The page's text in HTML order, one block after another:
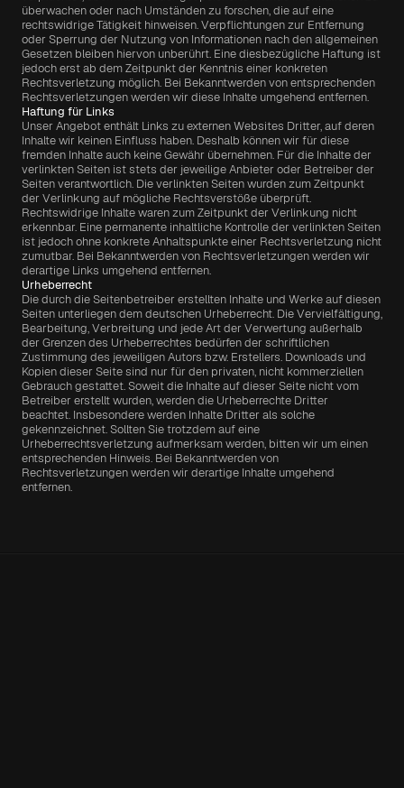
ZEN Kollektion
Shop
TUKKON Kollektion
KONTAKT
überwachen oder nach Umständen zu forschen, die auf eine
rechtswidrige Tätigkeit hinweisen. Verpflichtungen zur Entfernung
oder Sperrung der Nutzung von Informationen nach den allgemeinen
Gesetzen bleiben hiervon unberührt. Eine diesbezügliche Haftung ist
jedoch erst ab dem Zeitpunkt der Kenntnis einer konkreten
Rechtsverletzung möglich. Bei Bekanntwerden von entsprechenden
Rechtsverletzungen werden wir diese Inhalte umgehend entfernen.
Haftung für Links
Unser Angebot enthält Links zu externen Websites Dritter, auf deren
Inhalte wir keinen Einfluss haben. Deshalb können wir für diese
fremden Inhalte auch keine Gewähr übernehmen. Für die Inhalte der
verlinkten Seiten ist stets der jeweilige Anbieter oder Betreiber der
Seiten verantwortlich. Die verlinkten Seiten wurden zum Zeitpunkt
der Verlinkung auf mögliche Rechtsverstöße überprüft.
Rechtswidrige Inhalte waren zum Zeitpunkt der Verlinkung nicht
erkennbar. Eine permanente inhaltliche Kontrolle der verlinkten Seiten
ist jedoch ohne konkrete Anhaltspunkte einer Rechtsverletzung nicht
zumutbar. Bei Bekanntwerden von Rechtsverletzungen werden wir
derartige Links umgehend entfernen.
Urheberrecht
Die durch die Seitenbetreiber erstellten Inhalte und Werke auf diesen
Seiten unterliegen dem deutschen Urheberrecht. Die Vervielfältigung,
Bearbeitung, Verbreitung und jede Art der Verwertung außerhalb
der Grenzen des Urheberrechtes bedürfen der schriftlichen
Zustimmung des jeweiligen Autors bzw. Erstellers. Downloads und
Kopien dieser Seite sind nur für den privaten, nicht kommerziellen
Gebrauch gestattet. Soweit die Inhalte auf dieser Seite nicht vom
Betreiber erstellt wurden, werden die Urheberrechte Dritter
beachtet. Insbesondere werden Inhalte Dritter als solche
gekennzeichnet. Sollten Sie trotzdem auf eine
Urheberrechtsverletzung aufmerksam werden, bitten wir um einen
entsprechenden Hinweis. Bei Bekanntwerden von
Rechtsverletzungen werden wir derartige Inhalte umgehend
entfernen.